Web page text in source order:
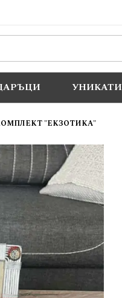
УНИКАТИ
"ЕКЗОТИКА"